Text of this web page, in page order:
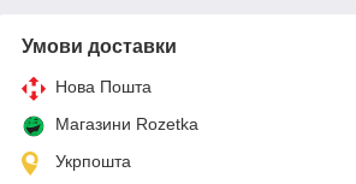
Умови доставки
Нова Пошта
Магазини Rozetka
Укрпошта